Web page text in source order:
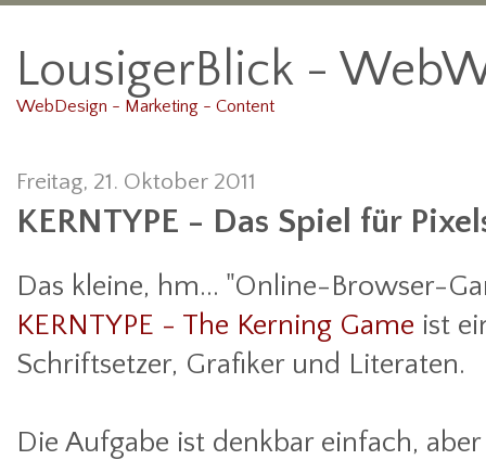
LousigerBlick -
WebDesign - Marketing - Content
Freitag, 21. Oktober 2011
KERNTYPE - Das Spiel für
Das kleine, hm... "Online-Browser-
KERNTYPE - The Kerning Game ist
Schriftsetzer, Grafiker und Literaten.
Die Aufgabe ist denkbar einfach,